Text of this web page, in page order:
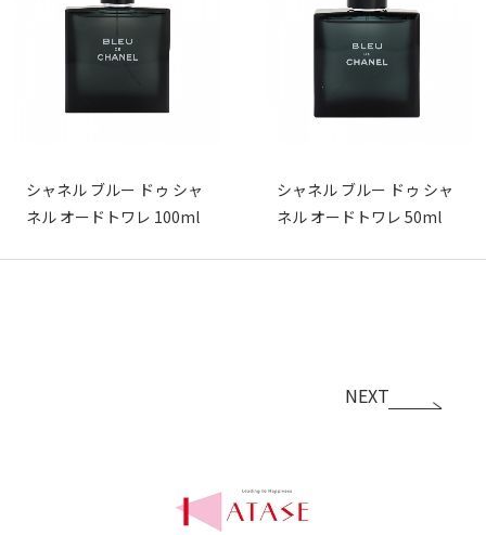
シャネル ブルー ドゥ シャ
ネル オードトワレ 100ml
シャネル ブルー ドゥ シャ
ネル オードトワレ 50ml
NEXT